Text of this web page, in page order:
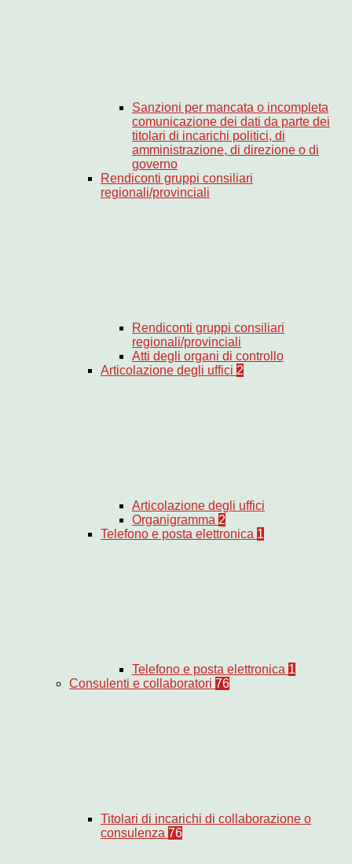
Sanzioni per mancata o incompleta
comunicazione dei dati da parte dei
titolari di incarichi politici, di
amministrazione, di direzione o di
governo
Rendiconti gruppi consiliari
regionali/provinciali
Rendiconti gruppi consiliari
regionali/provinciali
Atti degli organi di controllo
Articolazione degli uffici 2
Articolazione degli uffici
Organigramma 2
Telefono e posta elettronica 1
Telefono e posta elettronica 1
Consulenti e collaboratori 76
Titolari di incarichi di collaborazione o
consulenza 76